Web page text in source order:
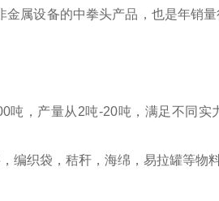
属设备的中拳头产品，也是年销
，产量从2吨-20吨，满足不同实
编织袋，秸秆，海绵，易拉罐等物料